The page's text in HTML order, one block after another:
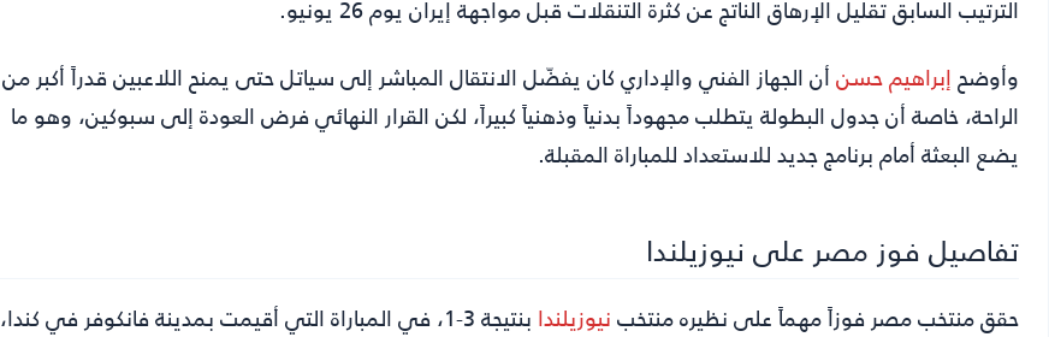
الترتيب السابق تقليل الإرهاق الناتج عن كثرة التنقلات قبل مواجهة إيران يوم 26 يونيو.
وأوضحإبراهيم حسنأن الجهاز الفني والإداري كان يفضّل الانتقال المباشر إلى سياتل حتى يمنح اللاعبين قدراً أكبر من
الراحة، خاصة أن جدول البطولة يتطلب مجهوداً بدنياً وذهنياً كبيراً، لكن القرار النهائي فرض العودة إلى سبوكين، وهو ما
يضع البعثة أمام برنامج جديد للاستعداد للمباراة المقبلة.
تفاصيل فوز مصر على نيوزيلندا
حقق منتخب مصر فوزاً مهماً على نظيره منتخبنيوزيلندا
بنتيجة 3-1، في المباراة التي أقيمت بمدينة فانكوفر في كندا،